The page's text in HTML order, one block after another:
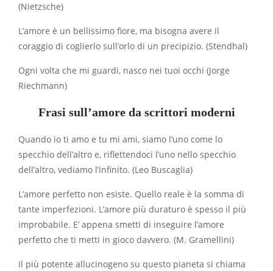
(Nietzsche)
L’amore è un bellissimo fiore, ma bisogna avere il
coraggio di coglierlo sull’orlo di un precipizio. (Stendhal)
Ogni volta che mi guardi, nasco nei tuoi occhi (Jorge
Riechmann)
Frasi sull’amore da scrittori moderni
Quando io ti amo e tu mi ami, siamo l’uno come lo
specchio dell’altro e, riflettendoci l’uno nello specchio
dell’altro, vediamo l’infinito. (Leo Buscaglia)
L’amore perfetto non esiste. Quello reale è la somma di
tante imperfezioni. L’amore più duraturo è spesso il più
improbabile. E’ appena smetti di inseguire l’amore
perfetto che ti metti in gioco davvero. (M. Gramellini)
Il più potente allucinogeno su questo pianeta si chiama